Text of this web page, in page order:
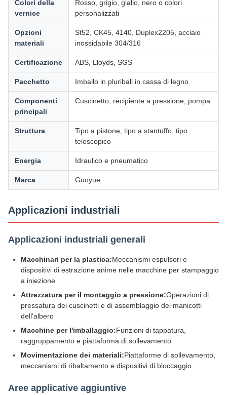
Colori della
vernice
Rosso, grigio, giallo, nero o colori
personalizzati
Opzioni
materiali
St52, CK45, 4140, Duplex2205, acciaio
inossidabile 304/316
Certificazione ABS, Lloyds, SGS
Pacchetto Imballo in pluriball in cassa di legno
Componenti
principali
Cuscinetto, recipiente a pressione, pompa
Struttura
Tipo a pistone, tipo a stantuffo, tipo
telescopico
Energia Idraulico e pneumatico
Marca Guoyue
Applicazioni industriali
Applicazioni industriali generali
Macchinari per la plastica:Meccanismi espulsori e
dispositivi di estrazione anime nelle macchine per stampaggio
a iniezione
Attrezzatura per il montaggio a pressione:Operazioni di
pressatura dei cuscinetti e di assemblaggio dei manicotti
dell'albero
Macchine per l'imballaggio:Funzioni di tappatura,
raggruppamento e piattaforma di sollevamento
Movimentazione dei materiali:Piattaforme di sollevamento,
meccanismi di ribaltamento e dispositivi di bloccaggio
Aree applicative aggiuntive